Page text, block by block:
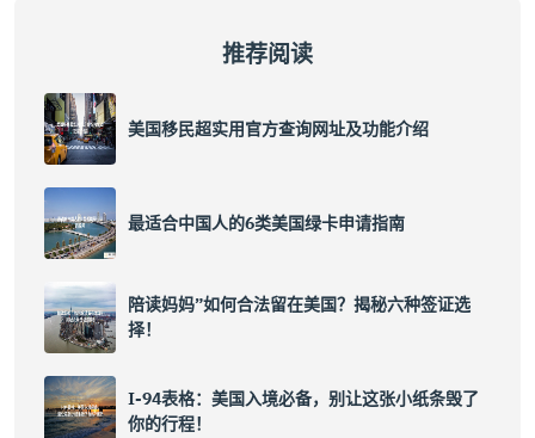
推荐阅读
美国移民超实用官方查询网址及功能介绍
最适合中国人的6类美国绿卡申请指南
陪读妈妈”如何合法留在美国？揭秘六种签证选
择！
I-94表格：美国入境必备，别让这张小纸条毁了
你的行程！